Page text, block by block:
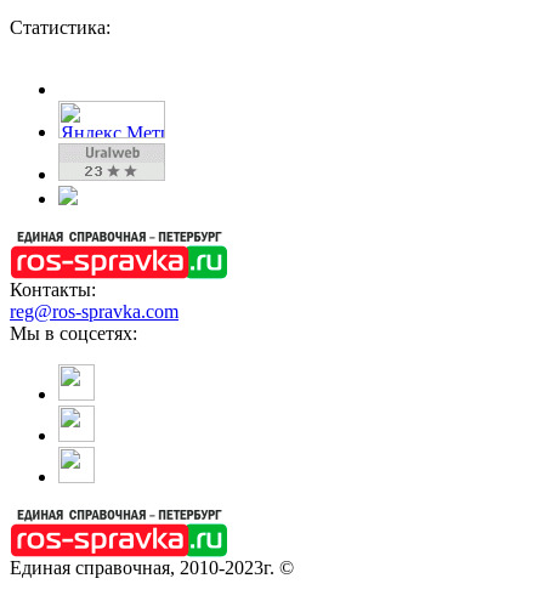
Статистика:
Контакты:
reg@ros-spravka.com
Мы в соцсетях:
Единая справочная, 2010-2023г. ©